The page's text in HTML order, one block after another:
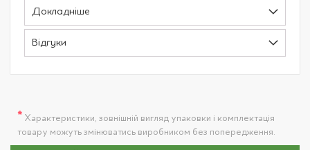
Докладніше
Відгуки
* Характеристики, зовнішній вигляд упаковки і комплектація
товару можуть змінюватись виробником без попередження.